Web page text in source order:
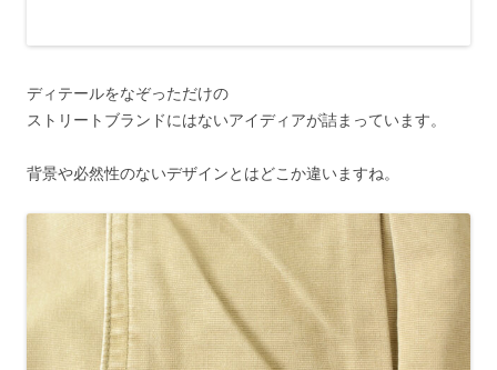
ディテールをなぞっただけの
ストリートブランドにはないアイディアが詰まっています。
背景や必然性のないデザインとはどこか違いますね。